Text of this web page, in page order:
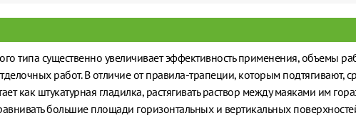
типа существенно увеличивает эффективность применения, объемы
работ. В отличие от правила-трапеции, которым подтягивают,
как штукатурная гладилка, растягивать раствор между маяками им
большие площади горизонтальных и вертикальных